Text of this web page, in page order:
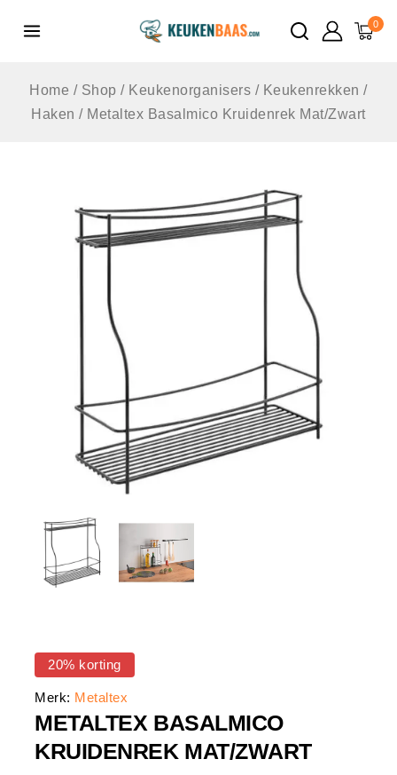
inhoud
0
Home / Shop / Keukenorganisers / Keukenrekken /
Haken / Metaltex Basalmico Kruidenrek Mat/Zwart
20% korting
Merk: Metaltex
METALTEX BASALMICO
KRUIDENREK MAT/ZWART